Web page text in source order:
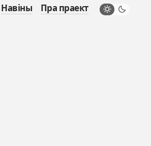
Навіны Пра праект